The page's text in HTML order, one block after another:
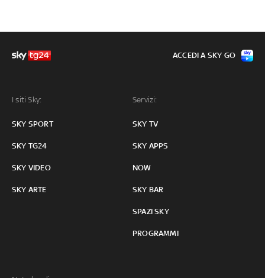
I siti Sky:
SKY SPORT
SKY TG24
SKY VIDEO
SKY ARTE
Servizi:
SKY TV
SKY APPS
NOW
SKY BAR
SPAZI SKY
PROGRAMMI
ACCEDI A SKY GO